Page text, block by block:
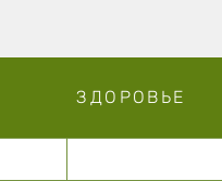
ЗДОРОВЬЕ